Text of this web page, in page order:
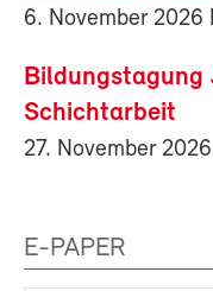
6. November 2026
Bildungstagung
Schichtarbeit
27. November
E-PAPER